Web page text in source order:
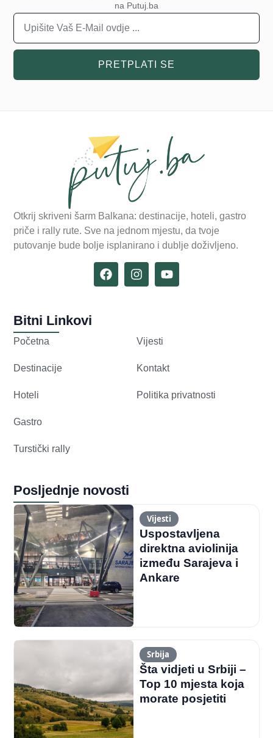
na Putuj.ba
PRETPLATI SE
Otkrij skriveni šarm Balkana: destinacije, hoteli, gastro
priče i rally rute. Sve na jednom mjestu, da tvoje
putovanje bude bolje isplanirano i dublje doživljeno.
Bitni Linkovi
Početna
Destinacije
Hoteli
Gastro
Turstički rally
Vijesti
Kontakt
Politika privatnosti
Posljednje novosti
Vijesti
Uspostavljena
direktna aviolinija
između Sarajeva i
Ankare
Srbija
Šta vidjeti u Srbiji –
Top 10 mjesta koja
morate posjetiti